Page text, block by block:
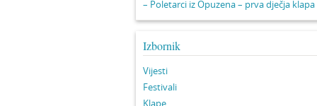
– Poletarci iz Opuzena – prva dječja klapa
Izbornik
Vijesti
Festivali
Klape